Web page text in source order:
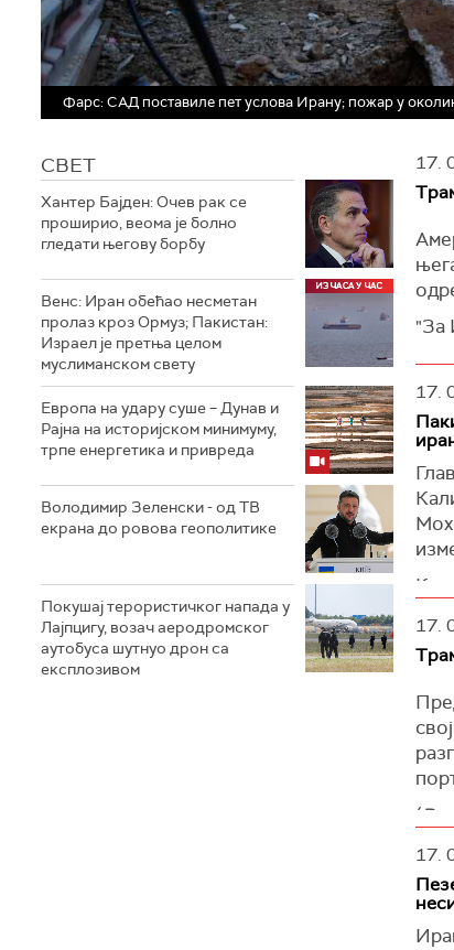
Фарс: САД поставиле пет услова Ирану; пожар у
СВЕТ
Хантер Бајден: Очев рак се
проширио, веома је болно
гледати његову борбу
Венс: Иран обећао несметан
пролаз кроз Ормуз; Пакистан:
Израел је претња целом
муслиманском свету
Европа на удару суше – Дунав и
Рајна на историјском минимуму,
трпе енергетика и привреда
Володимир Зеленски - од ТВ
екрана до ровова геополитике
Покушај терористичког напада у
Лајпцигу, возач аеродромског
аутобуса шутнуо дрон са
експлозивом
17.
"За
На
У
као
17.
ће
су
је
17.
(
17.